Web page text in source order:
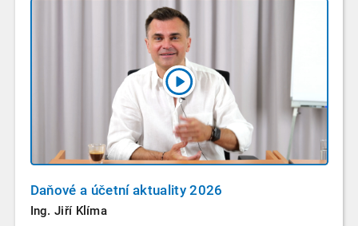
Daňové a účetní aktuality 2026
Ing. Jiří Klíma